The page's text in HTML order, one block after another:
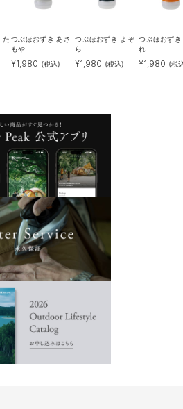
た つぶほおずき あさ
もや
¥1,980 (税込)
つぶほおずき よぞ
ら
¥1,980 (税込)
つぶほおず
れ
¥1,980 (税